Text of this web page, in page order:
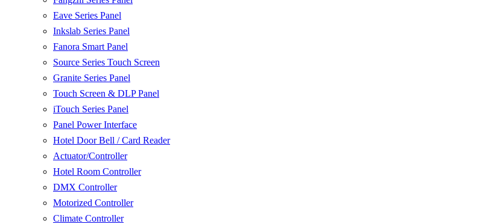
Eave Series Panel
Inkslab Series Panel
Fanora Smart Panel
Source Series Touch Screen
Granite Series Panel
Touch Screen & DLP Panel
iTouch Series Panel
Panel Power Interface
Hotel Door Bell / Card Reader
Actuator/Controller
Hotel Room Controller
DMX Controller
Motorized Controller
Climate Controller